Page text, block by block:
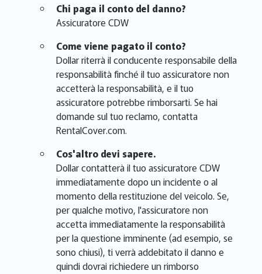
Chi paga il conto del danno?
Assicuratore CDW
Come viene pagato il conto?
Dollar riterrà il conducente responsabile della
responsabilità finché il tuo assicuratore non
accetterà la responsabilità, e il tuo
assicuratore potrebbe rimborsarti. Se hai
domande sul tuo reclamo, contatta
RentalCover.com.
Cos'altro devi sapere.
Dollar contatterà il tuo assicuratore CDW
immediatamente dopo un incidente o al
momento della restituzione del veicolo. Se,
per qualche motivo, l'assicuratore non
accetta immediatamente la responsabilità
per la questione imminente (ad esempio, se
sono chiusi), ti verrà addebitato il danno e
quindi dovrai richiedere un rimborso